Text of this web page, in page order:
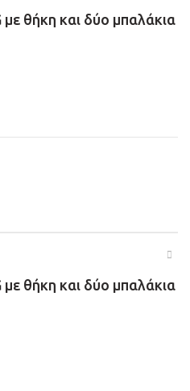
θήκη και δύο μπαλάκια
θήκη και δύο μπαλάκια